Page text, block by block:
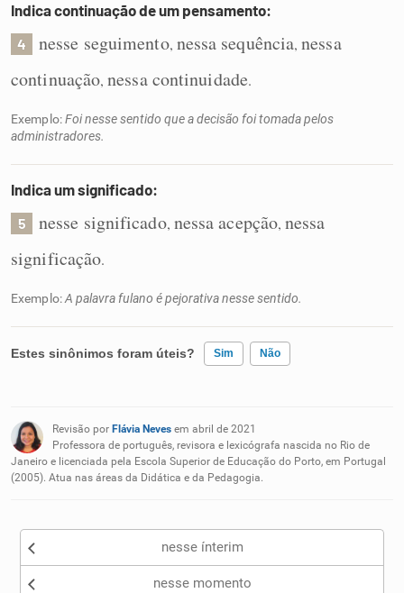
Indica continuação de um pensamento:
4 nesse seguimento, nessa sequência,nessa
continuação,nessa continuidade.
Exemplo:Foi nesse sentido que a decisão foi tomada pelos
administradores.
Indica um significado:
5 nesse significado, nessa acepção,nessa
significação.
Exemplo:A palavra fulano é pejorativa nesse sentido.
Estes sinônimos foram úteis? Sim Não
Nenhum dos sinônimos apresentados me ajudou
Outro
Revisão por Flávia Neves em abril de 2021
Professora de português, revisora e lexicógrafa nascida no Rio de
Janeiro e licenciada pela Escola Superior de Educação do Porto, em Portugal
(2005). Atua nas áreas da Didática e da Pedagogia.
nesse ínterim
nesse momento